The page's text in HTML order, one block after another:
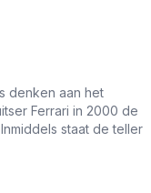
denken aan het
Ferrari in 2000 de
staat de teller